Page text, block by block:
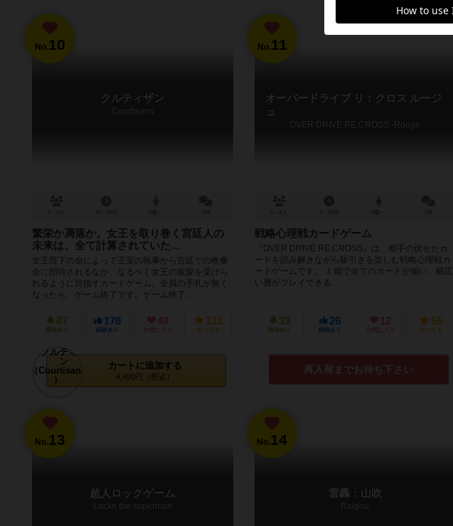
No. 10
クルティザン
Courtisans
繁栄か凋落か。女王を取り巻く宮廷人の
未来は、全て計算されていた…
女王陛下の命によって王室の執事から宮廷での晩餐
会に招待されるなか、なるべく女王の寵愛を受けら
れるように目指すカードゲーム。全員の手札が無く
なったら、ゲーム終了です。ゲーム終了...
87
興味あり
178
経験あり
40
お気に入り
131
持ってる
カートに追加する
4,400円（税込）
No. 11
オーバードライブ リ：クロス ルージ
ュ
OVER DRIVE RE:CROSS -Rouge
戦略心理戦カードゲーム
『OVER DRIVE RE:CROSS』は、相手の伏せたカ
ードを読み解きながら駆引きを楽しむ戦略心理戦カ
ードゲームです。 １箱で全てのカードが揃い、幅広
い層がプレイできる...
33
興味あり
26
経験あり
12
お気に入り
55
持ってる
再入荷までお待ち下さい
No.13
超人ロックゲーム
Locke the superman
No.14
雷轟：山吹
Raigou